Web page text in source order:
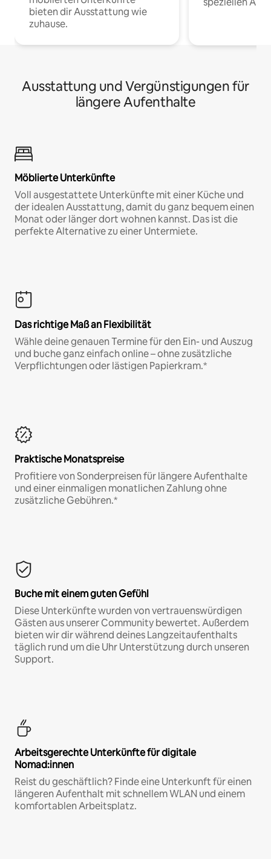
bieten dir Ausstattung wie
zuhause.
Ausstattung und Vergünstigungen für
längere Aufenthalte
Möblierte Unterkünfte
Voll ausgestattete Unterkünfte mit einer Küche und
der idealen Ausstattung, damit du ganz bequem einen
Monat oder länger dort wohnen kannst. Das ist die
perfekte Alternative zu einer Untermiete.
Das richtige Maß an Flexibilität
Wähle deine genauen Termine für den Ein- und Auszug
und buche ganz einfach online – ohne zusätzliche
Verpflichtungen oder lästigen Papierkram.*
Praktische Monatspreise
Profitiere von Sonderpreisen für längere Aufenthalte
und einer einmaligen monatlichen Zahlung ohne
zusätzliche Gebühren.*
Buche mit einem guten Gefühl
Diese Unterkünfte wurden von vertrauenswürdigen
Gästen aus unserer Community bewertet. Außerdem
bieten wir dir während deines Langzeitaufenthalts
täglich rund um die Uhr Unterstützung durch unseren
Support.
Arbeitsgerechte Unterkünfte für digitale
Nomad:innen
Reist du geschäftlich? Finde eine Unterkunft für einen
längeren Aufenthalt mit schnellem WLAN und einem
komfortablen Arbeitsplatz.